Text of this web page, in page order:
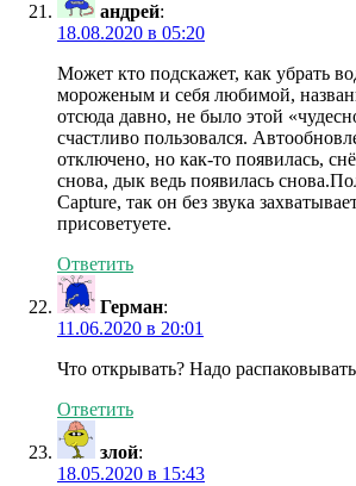
андрей:
18.08.2020 в 05:20
Может кто подскажет, как убрать
мороженым и себя любимой,
отсюда давно, не было этой
счастливо пользовался.
отключено, но как-то появилась,
снова, дык ведь появилась
Capture, так он без звука
присоветуете.
Ответить
Герман:
11.06.2020 в 20:01
Что открывать? Надо
Ответить
злой:
18.05.2020 в 15:43